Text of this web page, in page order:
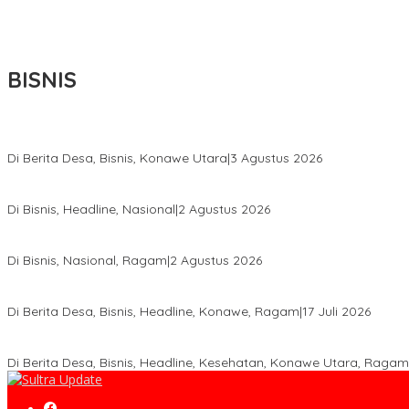
BISNIS
Di Berita Desa, Bisnis, Konawe Utara|3 Agustus 2026
Di Bisnis, Headline, Nasional|2 Agustus 2026
Di Bisnis, Nasional, Ragam|2 Agustus 2026
Di Berita Desa, Bisnis, Headline, Konawe, Ragam|17 Juli 2026
Di Berita Desa, Bisnis, Headline, Kesehatan, Konawe Utara, Ragam